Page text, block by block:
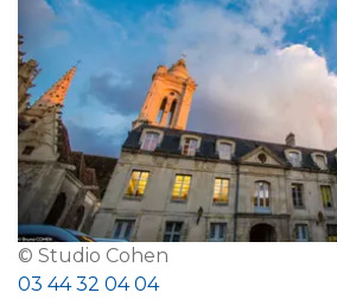
© Studio Cohen
03 44 32 04 04